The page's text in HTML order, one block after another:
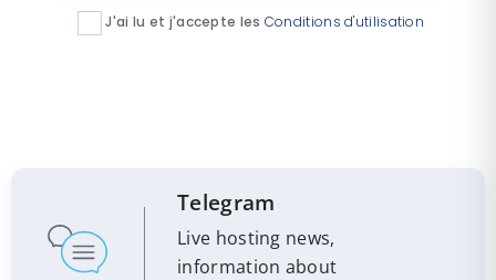
J'ai lu et j'accepte les Conditions d'utilisation
Telegram
Live hosting news,
information about